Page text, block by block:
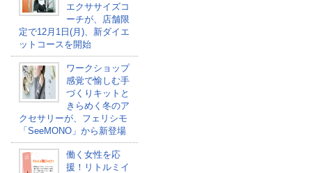
エクササイズコ
ーチが、店舗限
定で12月1日(月)、新ダイエ
ットコースを開始
ワークショップ
感覚で愉しむ手
づくりキットと
きらめく冬のア
クセサリーが、フェリシモ
「SeeMONO」から新登場
働く女性を応
援！リトルミイ